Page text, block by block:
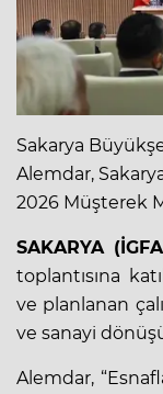
Sakarya
Alemdar,
2026 Müşterek
SAKARYA
toplantısına
ve planlanan
ve sanayi
Alemdar,